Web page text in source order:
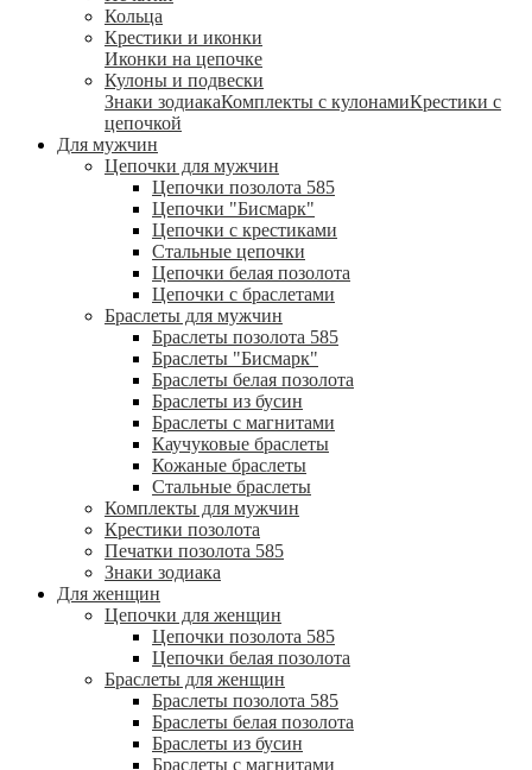
Кольца
Крестики и иконки
Иконки на цепочке
Кулоны и подвески
Знаки зодиакаКомплекты с кулонамиКрестики с
цепочкой
Для мужчин
Цепочки для мужчин
Цепочки позолота 585
Цепочки "Бисмарк"
Цепочки с крестиками
Стальные цепочки
Цепочки белая позолота
Цепочки с браслетами
Браслеты для мужчин
Браслеты позолота 585
Браслеты "Бисмарк"
Браслеты белая позолота
Браслеты из бусин
Браслеты с магнитами
Каучуковые браслеты
Кожаные браслеты
Стальные браслеты
Комплекты для мужчин
Крестики позолота
Печатки позолота 585
Знаки зодиака
Для женщин
Цепочки для женщин
Цепочки позолота 585
Цепочки белая позолота
Браслеты для женщин
Браслеты позолота 585
Браслеты белая позолота
Браслеты из бусин
Браслеты с магнитами